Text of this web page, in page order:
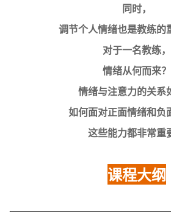
同时，
调节个人情绪也是教练的
对于一名教练，
情绪从何而来？
情绪与注意力的关系
如何面对正面情绪和负
这些能力都非常重
课程大纲